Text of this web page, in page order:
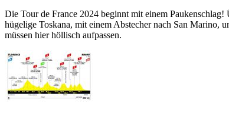
Die Tour de France 2024 beginnt mit einem
hügelige Toskana, mit einem Abstecher nach San Marino,
müssen hier höllisch aufpassen.